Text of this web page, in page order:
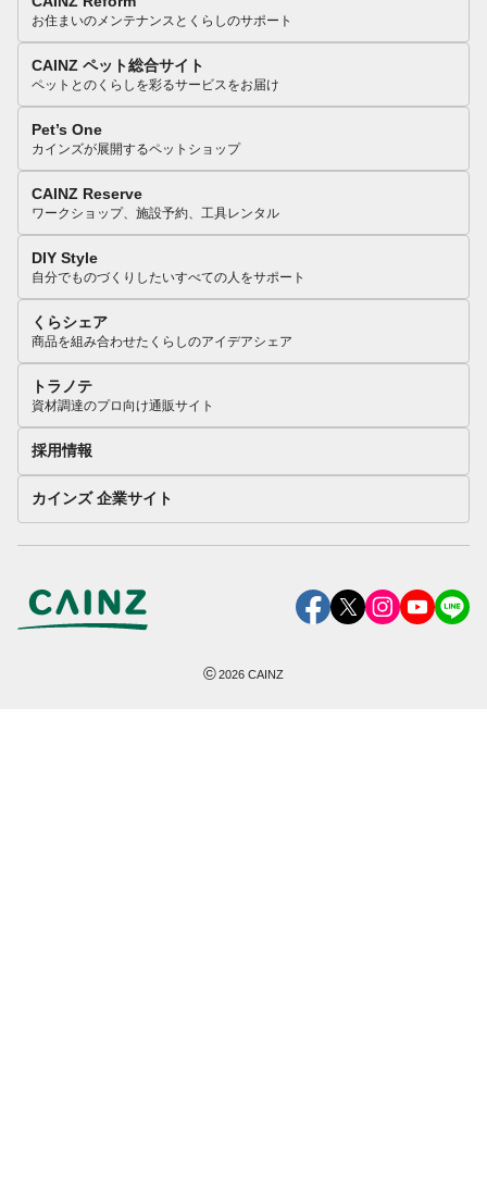
お住まいのメンテナンスとくらしのサポート
CAINZ ペット総合サイト
ペットとのくらしを彩るサービスをお届け
Pet’s One
カインズが展開するペットショップ
CAINZ Reserve
ワークショップ、施設予約、工具レンタル
DIY Style
自分でものづくりしたいすべての人をサポート
くらシェア
商品を組み合わせたくらしのアイデアシェア
トラノテ
資材調達のプロ向け通販サイト
採用情報
カインズ 企業サイト
©2026 CAINZ